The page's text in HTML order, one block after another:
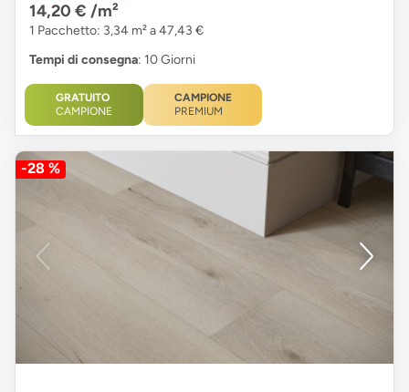
14,20 € /m²
1 Pacchetto: 3,34 m² a 47,43 €
Tempi di consegna: 10 Giorni
GRATUITO
CAMPIONE
CAMPIONE
PREMIUM
-28 %